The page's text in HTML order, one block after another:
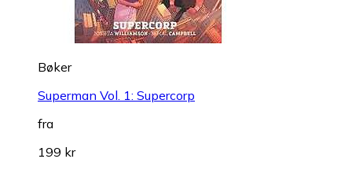
Bøker
Superman Vol. 1: Supercorp
fra
199 kr